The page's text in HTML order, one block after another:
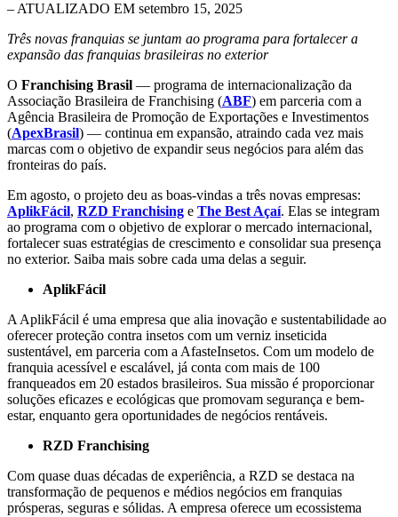
– ATUALIZADO EM setembro 15, 2025
Três novas franquias se juntam ao programa para fortalecer a
expansão das franquias brasileiras no exterior
O Franchising Brasil — programa de internacionalização da
Associação Brasileira de Franchising (ABF) em parceria com a
Agência Brasileira de Promoção de Exportações e Investimentos
(ApexBrasil) — continua em expansão, atraindo cada vez mais
marcas com o objetivo de expandir seus negócios para além das
fronteiras do país.
Em agosto, o projeto deu as boas-vindas a três novas empresas:
AplikFácil, RZD Franchising e The Best Açaí. Elas se integram
ao programa com o objetivo de explorar o mercado internacional,
fortalecer suas estratégias de crescimento e consolidar sua presença
no exterior. Saiba mais sobre cada uma delas a seguir.
AplikFácil
A AplikFácil é uma empresa que alia inovação e sustentabilidade ao
oferecer proteção contra insetos com um verniz inseticida
sustentável, em parceria com a AfasteInsetos. Com um modelo de
franquia acessível e escalável, já conta com mais de 100
franqueados em 20 estados brasileiros. Sua missão é proporcionar
soluções eficazes e ecológicas que promovam segurança e bem-
estar, enquanto gera oportunidades de negócios rentáveis.
RZD Franchising
Com quase duas décadas de experiência, a RZD se destaca na
transformação de pequenos e médios negócios em franquias
prósperas, seguras e sólidas. A empresa oferece um ecossistema